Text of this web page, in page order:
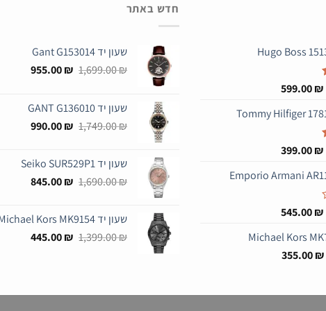
המחיר
היה:
1,499.00 ₪.
599.00₪
המחיר
הוא:
המחיר
היה:
1,099.00 ₪.
399.00₪
המחיר
הוא:
המחיר
היה:
1,299.00 ₪.
545.00₪
המחיר
הוא:
545.00 ₪.
המחיר
1,199.00 ₪.
355.00₪
המחיר
355.00 ₪.
חדש באתר
שעון יד Gant G153014
1,699.00₪
המחיר
1,699.00 ₪.
955.00₪
המחיר
955.00 ₪.
שעון יד GANT G136010
1,749.00₪
המחיר
1,749.00 ₪.
990.00₪
המחיר
990.00 ₪.
שעון יד Seiko SUR529P1
1,690.00₪
המחיר
1,690.00 ₪.
845.00₪
המחיר
845.00 ₪.
שעון יד Michael Kors MK9154
1,399.00₪
המחיר
445.00₪
המחיר